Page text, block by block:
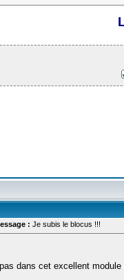
: Je subis le blocus !!!
dans cet excellent